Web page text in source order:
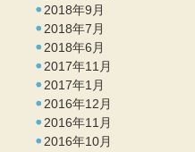
2018年9月
2018年7月
2018年6月
2017年11月
2017年1月
2016年12月
2016年11月
2016年10月